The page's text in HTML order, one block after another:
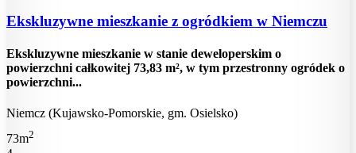
Ekskluzywne mieszkanie z ogródkiem w Niemczu
Ekskluzywne mieszkanie w stanie deweloperskim o
powierzchni całkowitej 73,83 m², w tym przestronny ogródek o
powierzchni...
Niemcz (Kujawsko-Pomorskie, gm. Osielsko)
73m2